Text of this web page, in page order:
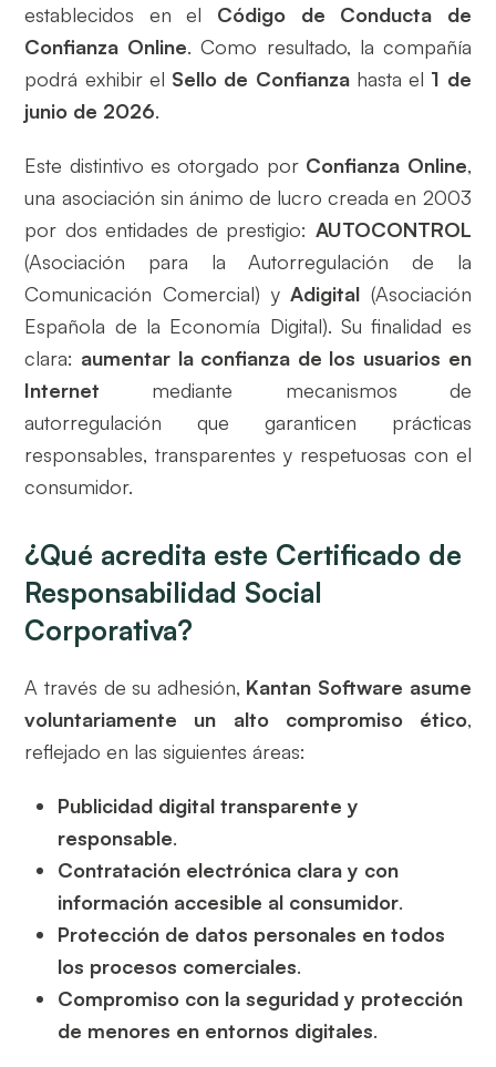
establecidos en el Código de Conducta de
Confianza Online. Como resultado, la compañía
podrá exhibir el Sello de Confianzahasta el 1 de
junio de 2026.
Este distintivo es otorgado por Confianza Online,
una asociación sin ánimo de lucro creada en 2003
por dos entidades de prestigio: AUTOCONTROL
(Asociación para la Autorregulación de la
Comunicación Comercial) yAdigital (Asociación
Española de la Economía Digital). Su finalidad es
clara: aumentar la confianza de los usuarios en
Internet mediante mecanismos de
autorregulación que garanticen prácticas
responsables, transparentes y respetuosas con el
consumidor.
¿Qué acredita este Certificado de
Responsabilidad Social
Corporativa?
A través de su adhesión, Kantan Software asume
voluntariamente un alto compromiso ético,
reflejado en las siguientes áreas:
Publicidad digital transparente y
responsable.
Contratación electrónica clara y con
información accesible al consumidor.
Protección de datos personales en todos
los procesos comerciales.
Compromiso con la seguridad y protección
de menores en entornos digitales.